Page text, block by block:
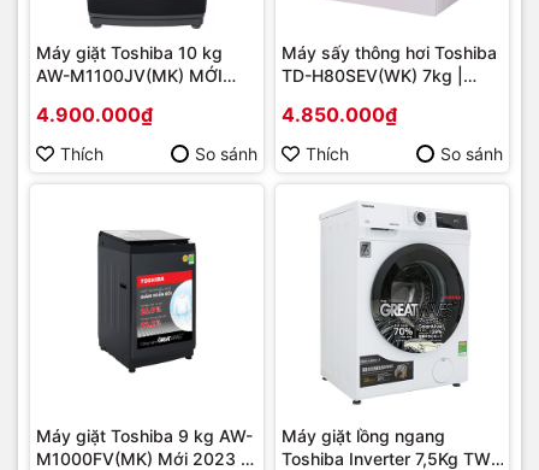
Máy giặt Toshiba 10 kg
AW-M1100JV(MK) MỚI
4.900.000₫
Thích So sánh
Máy sấy thông hơi Toshiba
TD-H80SEV(WK) 7kg |
4.850.000₫
Thích So sánh
Máy giặt Toshiba 9 kg AW-
M1000FV(MK) Mới 2023 |
Máy giặt lồng ngang
Toshiba Inverter 7,5Kg TW-